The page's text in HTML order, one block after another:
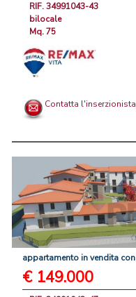
RIF. 34991043-43
bilocale
Mq. 75
Contatta l'inserzionista
appartamento invendita con
€ 149.000